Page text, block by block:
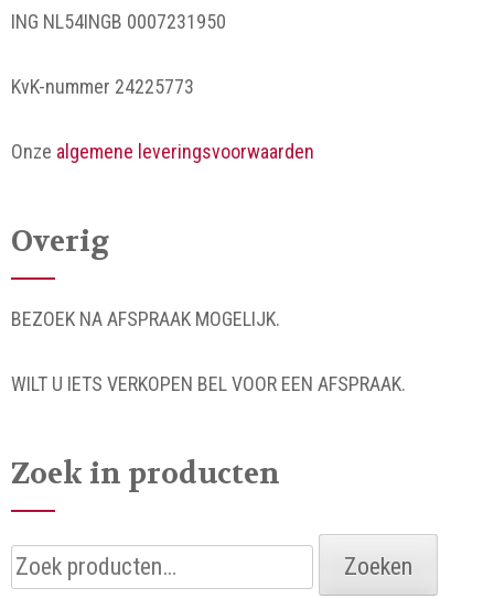
ING NL54INGB 0007231950
KvK-nummer 24225773
Onze algemene leveringsvoorwaarden
Overig
BEZOEK NA AFSPRAAK MOGELIJK.
WILT U IETS VERKOPEN BEL VOOR EEN AFSPRAAK.
Zoek in producten
Zoeken
naar:
Zoeken